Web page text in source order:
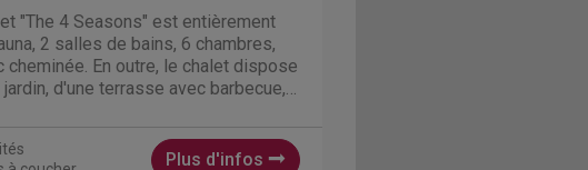
"The 4 Seasons" est entièrement
2 salles de bains, 6 chambres,
cheminée. En outre, le chalet dispose
jardin, d'une terrasse avec barbecue,
Plus d'infos